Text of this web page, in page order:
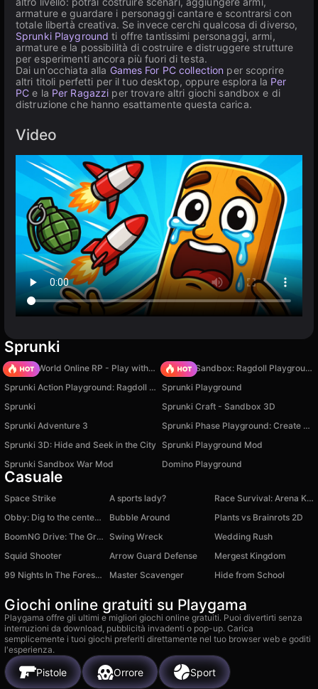
armature e guardare i personaggi cantare e scontrarsi con
totale libertà creativa. Se invece cerchi qualcosa di diverso,
Sprunki Playground ti offre tantissimi personaggi, armi,
armature e la possibilità di costruire e distruggere strutture
per esperimenti ancora più fuori di testa.
Dai un'occhiata alla Games For PC collection per scoprire
altri titoli perfetti per il tuo desktop, oppure esplora la Per
PC e la Per Ragazzi per trovare altri giochi sandbox e di
distruzione che hanno esattamente questa carica.
Video
Sprunki
Sprunki World Online RP - Play with Friends!
Sprunki Sandbox: Ragdoll Playground Mode
Sprunki Action Playground: Ragdoll Sandbox
Sprunki Playground
Sprunki
Sprunki Craft - Sandbox 3D
Sprunki Adventure 3
Sprunki Phase Playground: Create Sprunki and Music
Sprunki 3D: Hide and Seek in the City Sprunki Playground Mod
Sprunki Sandbox War Mod
Domino Playground
Casuale
Space Strike A sports lady?
Race Survival: Arena King
Obby: Dig to the center of the Earth
Bubble Around
Plants vs Brainrots 2D
BoomNG Drive: The Great Rise
Swing Wreck
Wedding Rush
Squid Shooter
Arrow Guard Defense
Mergest Kingdom
99 Nights In The Forest Survival On The Train
Master Scavenger Hide from School
Giochi online gratuiti su Playgama
Playgama offre gli ultimi e migliori giochi online gratuiti. Puoi divertirti senza
interruzioni da download, pubblicità invadenti o pop-up. Carica
semplicemente i tuoi giochi preferiti direttamente nel tuo browser web e goditi
l'esperienza.
Pistole Orrore Sport